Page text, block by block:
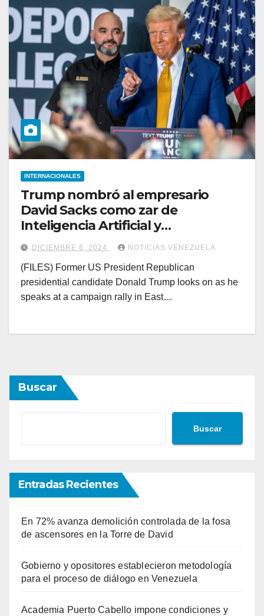
INTERNACIONALES
Trump nombró al empresario
David Sacks como zar de
Inteligencia Artificial y
criptomonedas
DICIEMBRE 6, 2024 NOTICIAS VENEZUELA
(FILES) Former US President Republican
presidential candidate Donald Trump looks on as he
speaks at a campaign rally in East…
Buscar
Buscar
Entradas Recientes
En 72% avanza demolición controlada de la fosa
de ascensores en la Torre de David
Gobierno y opositores establecieron metodología
para el proceso de diálogo en Venezuela
Academia Puerto Cabello impone condiciones y